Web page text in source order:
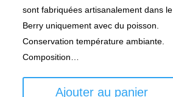
sont fabriquées artisanalement dans le
Berry uniquement avec du poisson.
Conservation température ambiante.
Composition…
Ajouter au panier